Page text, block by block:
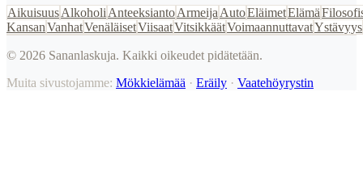
AikuisuusAlkoholi AnteeksiantoArmeija AutoEläimetElämä
KansanVanhatVenäläisetViisaatVitsikkäätVoimaannuttavatYstävyys
© 2026 Sananlaskuja. Kaikki oikeudet pidätetään.
Muita sivustojamme: Mökkielämää · Eräily · Vaatehöyrystin